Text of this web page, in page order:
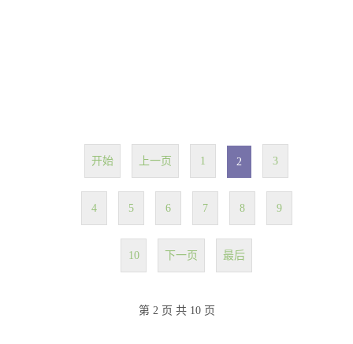
开始 上一页 1 2 3
4 5 6 7 8 9
10 下一页 最后
第 2 页 共 10 页